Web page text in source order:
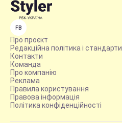
FB
Про проєкт
Редакційна політика і стандарти
Контакти
Команда
Про компанію
Реклама
Правила користування
Правова інформація
Політика конфіденційності